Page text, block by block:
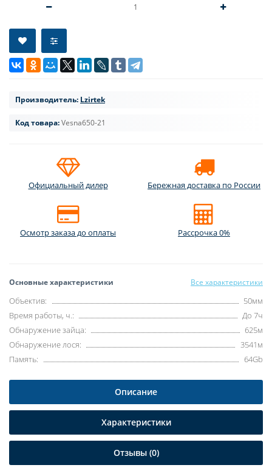
Производитель: Lzirtek
Код товара:Vesna650-21
Официальный дилер Бережная доставка по России
Осмотр заказа до оплаты Рассрочка 0%
Основные характеристики Все характеристики
Объектив:
50мм
Время работы, ч.:
До 7ч
Обнаружение зайца:
625м
Обнаружение лося:
3541м
Память:
64Gb
Описание
Характеристики
Отзывы (0)